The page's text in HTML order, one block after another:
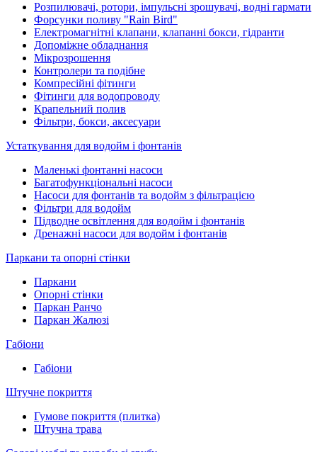
Розпилювачі, ротори, імпульсні зрошувачі, водні гармати
Форсунки поливу "Rain Bird"
Електромагнітні клапани, клапанні бокси, гідранти
Допоміжне обладнання
Мікрозрошення
Контролери та подібне
Компресійні фітинги
Фітинги для водопроводу
Крапельний полив
Фільтри, бокси, аксесуари
Устаткування для водойм і фонтанів
Маленькі фонтанні насоси
Багатофункціональні насоси
Насоси для фонтанів та водойм з фільтрацією
Фільтри для водойм
Підводне освітлення для водойм і фонтанів
Дренажні насоси для водойм і фонтанів
Паркани та опорні стінки
Паркани
Опорні стінки
Паркан Ранчо
Паркан Жалюзі
Габіони
Габіони
Штучне покриття
Гумове покриття (плитка)
Штучна трава